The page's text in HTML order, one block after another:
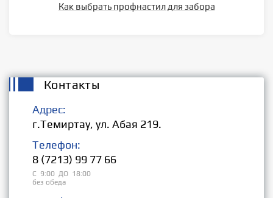
Как выбрать профнастил для забора
Контакты
Адрес:
г.Темиртау, ул. Абая 219.
Телефон:
8 (7213) 99 77 66
С 9:00 ДО 18:00
без обеда